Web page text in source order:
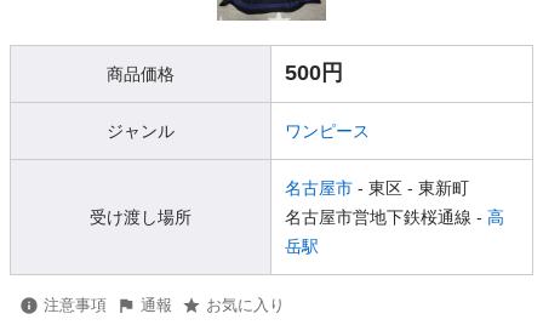
商品価格 500円
ジャンル ワンピース
受け渡し場所
名古屋市 - 東区 - 東新町
名古屋市営地下鉄桜通線 - 高
岳駅
注意事項 通報 お気に入り